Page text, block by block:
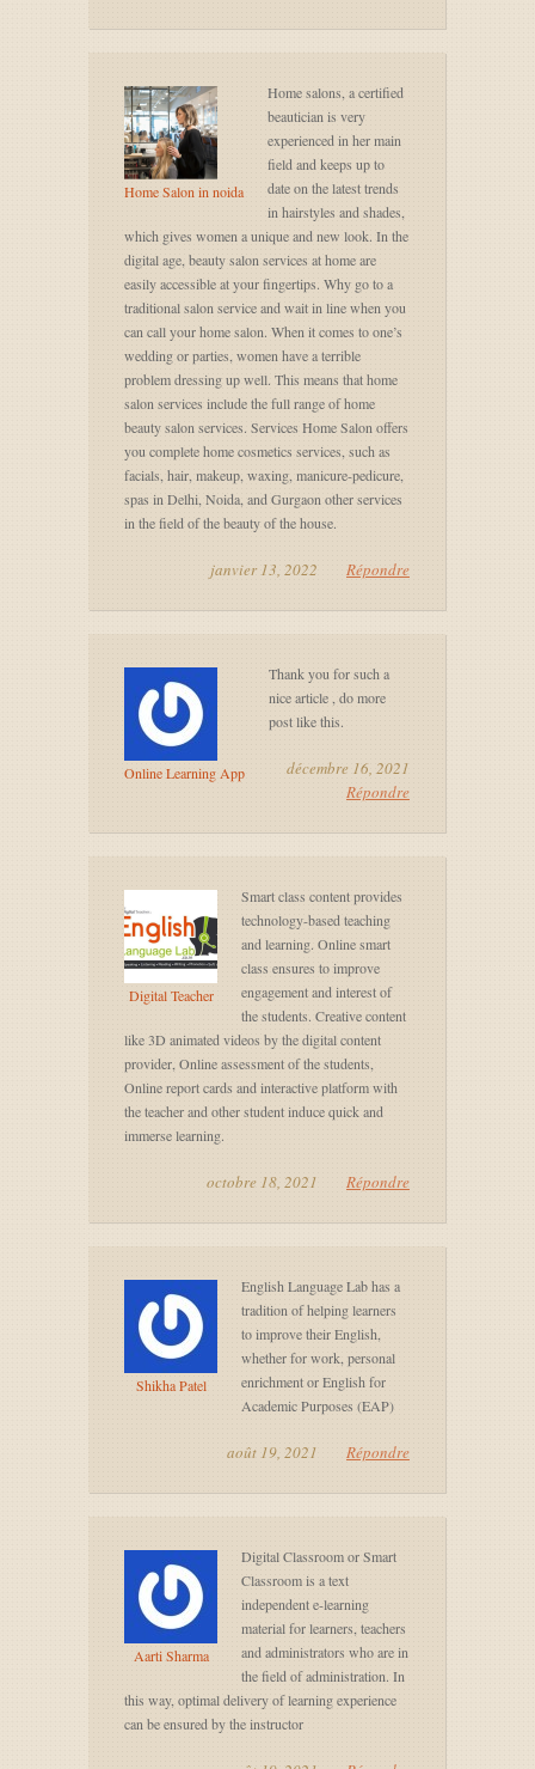
Home Salon in noida
Home salons, a certified
beautician is very
experienced in her main
field and keeps up to
date on the latest trends
in hairstyles and shades,
which gives women a unique and new look. In the
digital age, beauty salon services at home are
easily accessible at your fingertips. Why go to a
traditional salon service and wait in line when you
can call your home salon. When it comes to one’s
wedding or parties, women have a terrible
problem dressing up well. This means that home
salon services include the full range of home
beauty salon services. Services Home Salon offers
you complete home cosmetics services, such as
facials, hair, makeup, waxing, manicure-pedicure,
spas in Delhi, Noida, and Gurgaon other services
in the field of the beauty of the house.
janvier 13, 2022 Répondre
Online Learning App
Thank you for such a
nice article , do more
post like this.
décembre 16, 2021
Répondre
Digital Teacher
Smart class content provides
technology-based teaching
and learning. Online smart
class ensures to improve
engagement and interest of
the students. Creative content
like 3D animated videos by the digital content
provider, Online assessment of the students,
Online report cards and interactive platform with
the teacher and other student induce quick and
immerse learning.
octobre 18, 2021 Répondre
Shikha Patel
English Language Lab has a
tradition of helping learners
to improve their English,
whether for work, personal
enrichment or English for
Academic Purposes (EAP)
août 19, 2021 Répondre
Aarti Sharma
Digital Classroom or Smart
Classroom is a text
independent e-learning
material for learners, teachers
and administrators who are in
the field of administration. In
this way, optimal delivery of learning experience
can be ensured by the instructor